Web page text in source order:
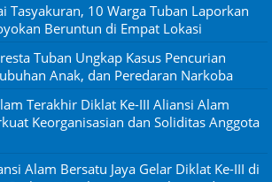
Tasyakuran, 10 Warga Tuban Laporkan
Beruntun di Empat Lokasi
Tuban Ungkap Kasus Pencurian
Anak, dan Peredaran Narkoba
Terakhir Diklat Ke-III Aliansi Alam
Keorganisasian dan Soliditas Anggota
Alam Bersatu Jaya Gelar Diklat Ke-III di